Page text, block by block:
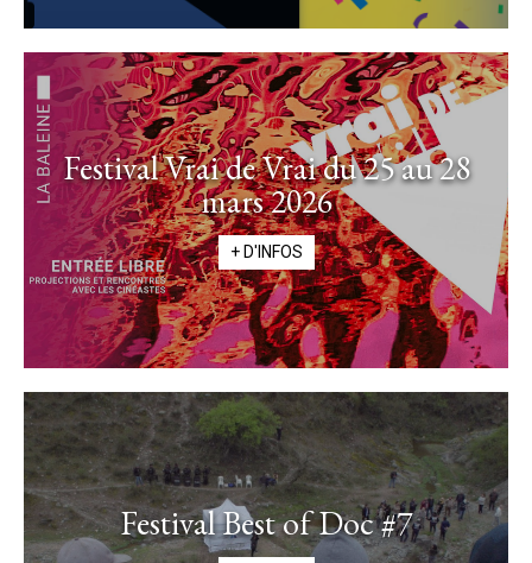
Festival Vrai de Vrai du 25 au 28
mars 2026
+ D'INFOS
Festival Best of Doc #7